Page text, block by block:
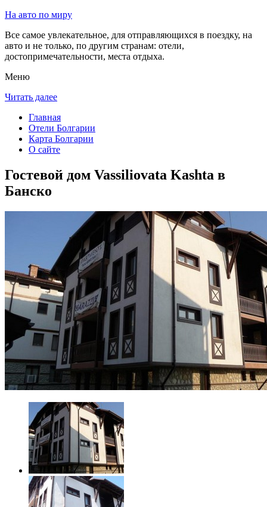
На авто по миру
Все самое увлекательное, для отправляющихся в поездку, на
авто и не только, по другим странам: отели,
достопримечательности, места отдыха.
Меню
Читать далее
Главная
Отели Болгарии
Карта Болгарии
О сайте
Гостевой дом Vassiliovata Kashta в
Банско